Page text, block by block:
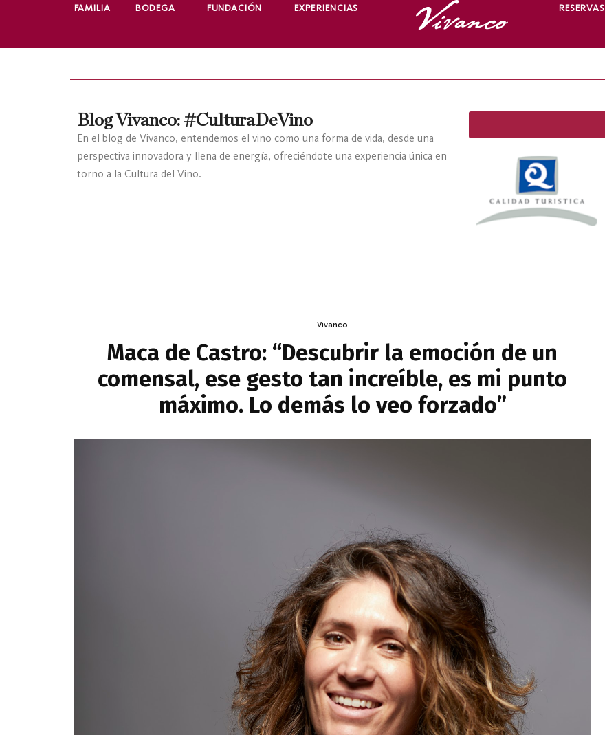
FAMILIA BODEGA FUNDACIÓN EXPERIENCIAS RESERVAS
Blog Vivanco: #CulturaDeVino
En el blog de Vivanco, entendemos el vino como una forma de vida, desde una
perspectiva innovadora y llena de energía, ofreciéndote una experiencia única en
torno a la Cultura del Vino.
Vivanco
Maca de Castro: “Descubrir la emoción de un
comensal, ese gesto tan increíble, es mi punto
máximo. Lo demás lo veo forzado”